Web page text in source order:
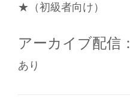
★（初級者向け）
アーカイブ配信：
あり